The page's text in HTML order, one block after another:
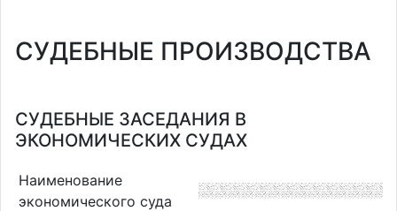
СУДЕБНЫЕ ПРОИЗВОДСТВА
СУДЕБНЫЕ ЗАСЕДАНИЯ В
ЭКОНОМИЧЕСКИХ СУДАХ
Наименование
экономического суда